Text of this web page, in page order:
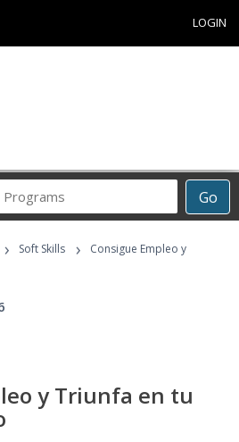
LOGIN
Go
Career
Programs
› Soft Skills ›
Consigue Empleo y
y Triunfa en tu